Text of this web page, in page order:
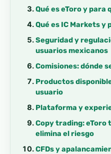
Qué es eToro y
Qué es IC Markets
Seguridad y
usuarios mexicanos
Comisiones: dónde
Productos
usuario
Plataforma y
Copy trading: eToro
elimina el riesgo
CFDs y